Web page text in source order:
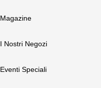
Magazine
I Nostri Negozi
Eventi Speciali